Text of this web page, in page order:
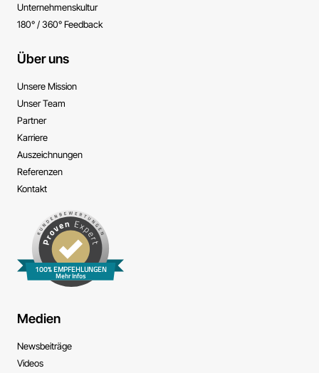
Unternehmens­kultur
180° / 360° Feedback
Über uns
Unsere Mission
Unser Team
Partner
Karriere
Auszeichnungen
Referenzen
Kontakt
100% EMPFEHLUNGEN
Mehr Infos
Medien
News­beiträge
Videos